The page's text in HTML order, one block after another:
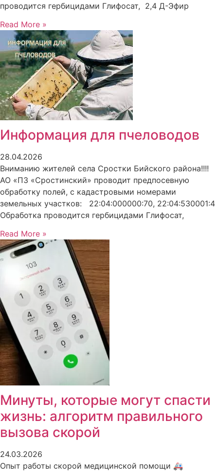
проводится гербицидами Глифосат, 2,4 Д-Эфир
Read More »
Информация для пчеловодов
28.04.2026
Вниманию жителей села Сростки Бийского района!!!!
АО «ПЗ «Сростинский» проводит предпосевную
обработку полей, с кадастровыми номерами
земельных участков: 22:04:000000:70, 22:04:530001:4
Обработка проводится гербицидами Глифосат,
Read More »
Минуты, которые могут спасти
жизнь: алгоритм правильного
вызова скорой
24.03.2026
Опыт работы скорой медицинской помощи 🚑